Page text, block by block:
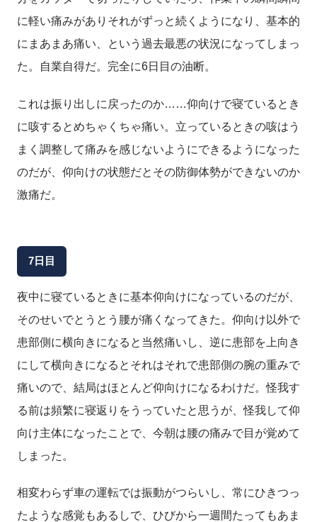
に軽い痛みがありそれがずっと続くようになり、基本的
にまあまあ痛い、という過去最悪の状況になってしまっ
た。自業自得だ。完全に6日目の油断。
これは振り出しに戻ったのか……仰向けで寝ているとき
に咳するとめちゃくちゃ痛い。立っているときの咳はう
まく調整して痛みを感じないようにできるようになった
のだが、仰向けの状態だとその防御体勢ができないのか
激痛だ。
7日目
夜中に寝ているときに基本仰向けになっているのだが、
そのせいでとうとう腰が痛くなってきた。仰向け以外で
患部側に横向きになると当然痛いし、逆に患部を上向き
にして横向きになるとそれはそれで患部側の腕の重みで
痛いので、結局はほとんど仰向けになるわけだ。怪我す
る前は頻繁に寝返りをうっていたと思うが、怪我して仰
向け主体になったことで、今朝は腰の痛みで目が覚めて
しまった。
相変わらず車の運転では振動がつらいし、常にひきつっ
たような感覚もあるしで、ひびから一週間たってもあま